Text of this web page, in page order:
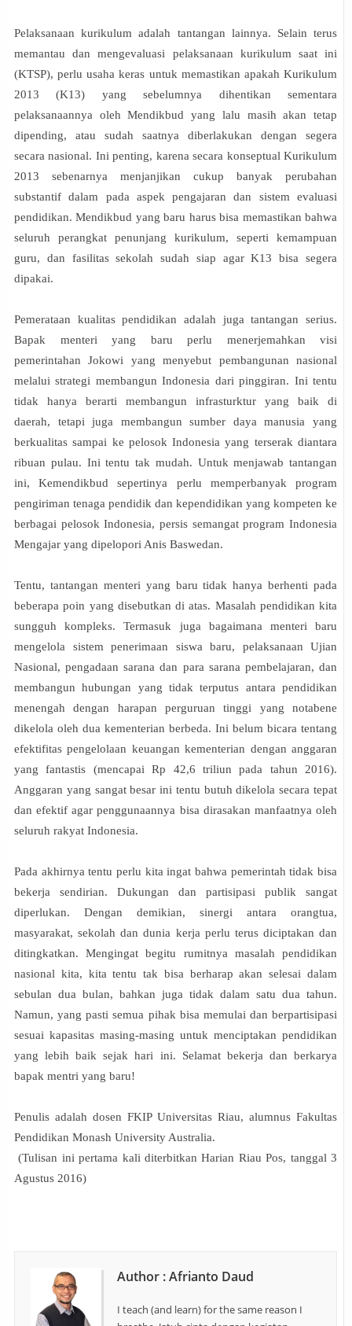
Pelaksanaan kurikulum adalah tantangan lainnya. Selain terus
memantau dan mengevaluasi pelaksanaan kurikulum saat ini
(KTSP), perlu usaha keras untuk memastikan apakah Kurikulum
2013 (K13) yang sebelumnya dihentikan sementara
pelaksanaannya oleh Mendikbud yang lalu masih akan tetap
dipending, atau sudah saatnya diberlakukan dengan segera
secara nasional. Ini penting, karena secara konseptual Kurikulum
2013 sebenarnya menjanjikan cukup banyak perubahan
substantif dalam pada aspek pengajaran dan sistem evaluasi
pendidikan. Mendikbud yang baru harus bisa memastikan bahwa
seluruh perangkat penunjang kurikulum, seperti kemampuan
guru, dan fasilitas sekolah sudah siap agar K13 bisa segera
dipakai.
Pemerataan kualitas pendidikan adalah juga tantangan serius.
Bapak menteri yang baru perlu menerjemahkan visi
pemerintahan Jokowi yang menyebut pembangunan nasional
melalui strategi membangun Indonesia dari pinggiran. Ini tentu
tidak hanya berarti membangun infrasturktur yang baik di
daerah, tetapi juga membangun sumber daya manusia yang
berkualitas sampai ke pelosok Indonesia yang terserak diantara
ribuan pulau. Ini tentu tak mudah. Untuk menjawab tantangan
ini, Kemendikbud sepertinya perlu memperbanyak program
pengiriman tenaga pendidik dan kependidikan yang kompeten ke
berbagai pelosok Indonesia, persis semangat program Indonesia
Mengajar yang dipelopori Anis Baswedan.
Tentu, tantangan menteri yang baru tidak hanya berhenti pada
beberapa poin yang disebutkan di atas. Masalah pendidikan kita
sungguh kompleks. Termasuk juga bagaimana menteri baru
mengelola sistem penerimaan siswa baru, pelaksanaan Ujian
Nasional, pengadaan sarana dan para sarana pembelajaran, dan
membangun hubungan yang tidak terputus antara pendidikan
menengah dengan harapan perguruan tinggi yang notabene
dikelola oleh dua kementerian berbeda. Ini belum bicara tentang
efektifitas pengelolaan keuangan kementerian dengan anggaran
yang fantastis (mencapaiRp 42,6 triliun pada tahun 2016).
Anggaran yang sangat besar ini tentu butuh dikelola secara tepat
dan efektif agar penggunaannya bisa dirasakan manfaatnya oleh
seluruh rakyat Indonesia.
Pada akhirnya tentu perlu kita ingat bahwa pemerintah tidak bisa
bekerja sendirian. Dukungan dan partisipasi publik sangat
diperlukan. Dengan demikian, sinergi antara orangtua,
masyarakat, sekolah dan dunia kerja perlu terus diciptakan dan
ditingkatkan. Mengingat begitu rumitnya masalah pendidikan
nasional kita, kita tentu tak bisa berharap akan selesai dalam
sebulan dua bulan, bahkan juga tidak dalam satu dua tahun.
Namun, yang pasti semua pihak bisa memulai dan berpartisipasi
sesuai kapasitas masing-masing untuk menciptakan pendidikan
yang lebih baik sejak hari ini. Selamat bekerja dan berkarya
bapak mentri yang baru!
Penulis adalah dosen FKIP Universitas Riau, alumnus Fakultas
Pendidikan Monash University Australia.
(Tulisan ini pertama kali diterbitkan Harian Riau Pos, tanggal 3
Agustus 2016)
Author : Afrianto Daud
I teach (and learn) for the same reason I